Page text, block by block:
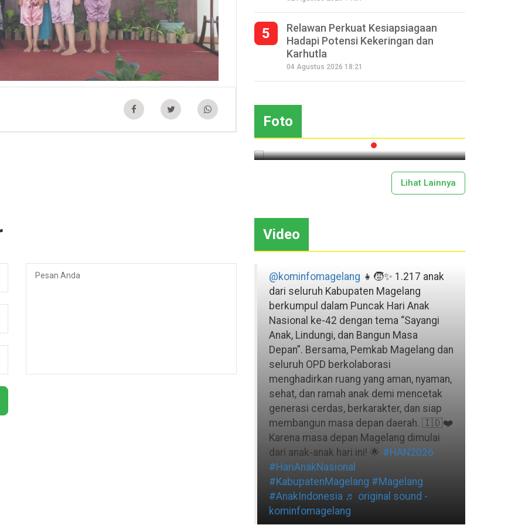
5
Relawan Perkuat Kesiapsiagaan
Hadapi Potensi Kekeringan dan
Karhutla
04 Agustus 2026 18:21
Foto
Kawasan Wisata Nepal Van Java
2026-07-26 21:41:00
Seperempat Abad Perhelatan
Festival Lima Gunung XXV
Lihat Lainnya
Video
@kominfomagelang 👧🧒✨ 1.217 anak
dari seluruh Kabupaten Magelang
berkumpul dalam Puncak Hari Anak
Nasional ke-42 dengan tema “Sayangi
Anak, Lindungi, dan Bangun Masa
Depan”. Bersama, Pemkab Magelang dan
seluruh OPD berkolaborasi
menghadirkan ruang yang aman, nyaman,
sehat, dan ramah anak demi mencetak
generasi cerdas, berkarakter, dan siap
membangun masa depan daerah. 🇮🇩❤️
Karena masa depan Magelang dimulai
dari anak-anak hari ini! 🌟 #HAN2026
#HariAnakNasional
#KabupatenMagelang #Magelang
#AnakIndonesia ♬ original sound -
kominfomagelang